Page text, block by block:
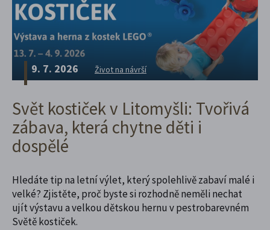
9. 7. 2026 Život na návrší
Svět kostiček v Litomyšli: Tvořivá
zábava, která chytne děti i
dospělé
Hledáte tip na letní výlet, který spolehlivě zabaví malé i
velké? Zjistěte, proč byste si rozhodně neměli nechat
ujít výstavu a velkou dětskou hernu v pestrobarevném
Světě kostiček.